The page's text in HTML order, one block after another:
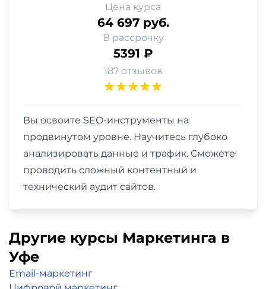
Цена курса
64 697 руб.
В рассрочку
5391 ₽
187 отзывов
Вы освоите SEO-инструменты на
продвинутом уровне. Научитесь глубоко
анализировать данные и трафик. Сможете
проводить сложный контентный и
технический аудит сайтов.
Другие курсы Маркетинга в
Уфе
Email-маркетинг